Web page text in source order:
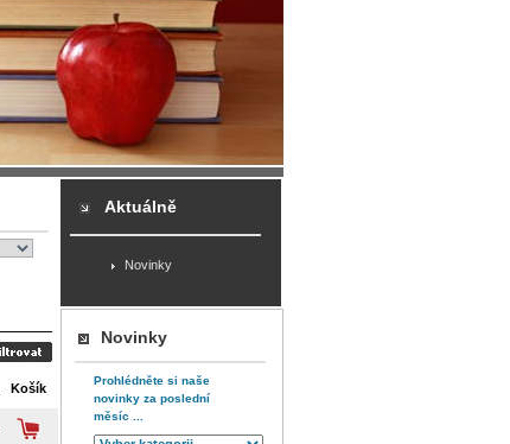
Košík
Aktuálně
Novinky
Novinky
Prohlédněte si naše
novinky za poslední
měsíc ...